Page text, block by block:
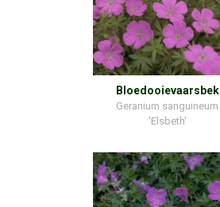
Bloedooievaarsbek
Geranium sanguineum
'Elsbeth'